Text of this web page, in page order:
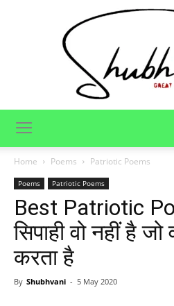
Home Poems Patriotic Poems
Poems Patriotic Poems
Best Patriotic
सिपाही वो नहीं है जो
करता है
By Shubhvani - 5 May 2020